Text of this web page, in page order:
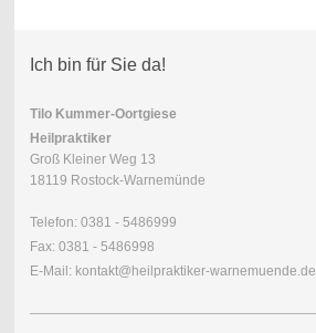
Ich bin für Sie da!
Tilo Kummer-Oortgiese
Heilpraktiker
Groß Kleiner Weg 13
18119 Rostock-Warnemünde
Telefon: 0381 - 5486999
Fax: 0381 - 5486998
E-Mail: kontakt@heilpraktiker-warnemuende.de